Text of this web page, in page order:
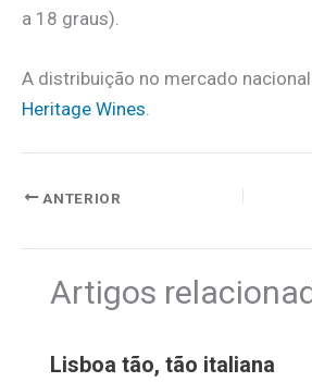
a 18 graus).
A distribuição no mercado
Heritage Wines.
ANTERIOR
Artigos
Lisboa tão, tão italiana